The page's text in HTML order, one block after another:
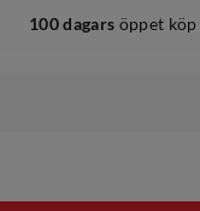
100 dagars öppet köp